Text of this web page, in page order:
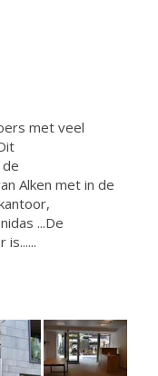
met veel
Alken met in de
...De